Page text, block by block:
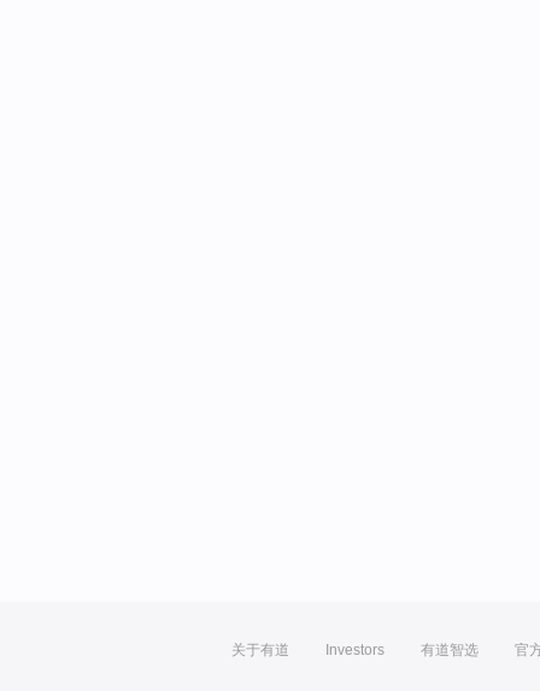
关于有道 Investors 有道智选 官